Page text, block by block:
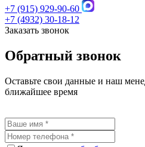
+7 (915) 929-90-60
+7 (4932) 30-18-12
Заказать звонок
Обратный звонок
Оставьте свои данные и наш
ближайшее время